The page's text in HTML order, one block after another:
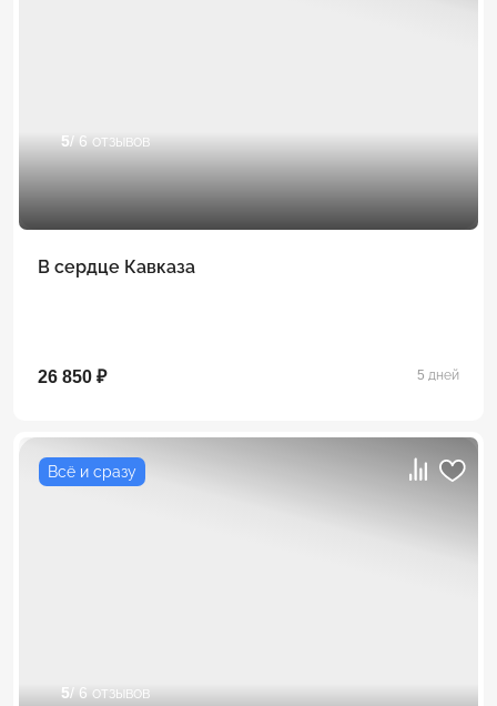
5/ 6 отзывов
В сердце Кавказа
26 850 ₽ 5 дней
Всё и сразу
5/ 6 отзывов